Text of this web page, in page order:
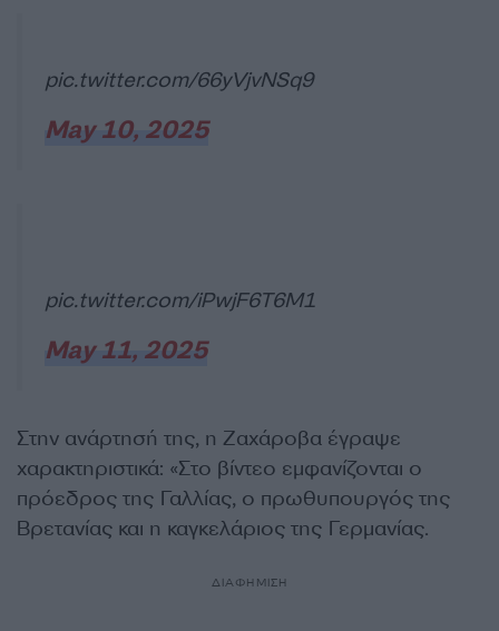
pic.twitter.com/66yVjvNSq9
May 10, 2025
pic.twitter.com/iPwjF6T6M1
May 11, 2025
Στην ανάρτησή της, η Ζαχάροβα έγραψε
χαρακτηριστικά: «Στο βίντεο εμφανίζονται ο
πρόεδρος της Γαλλίας, ο πρωθυπουργός της
Βρετανίας και η καγκελάριος της Γερμανίας.
ΔΙΑΦΗΜΙΣΗ